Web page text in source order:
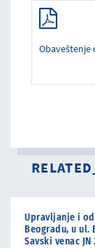
Obaveštenje
Upravljanje i
Beogradu, u ul.
Savski venac JN